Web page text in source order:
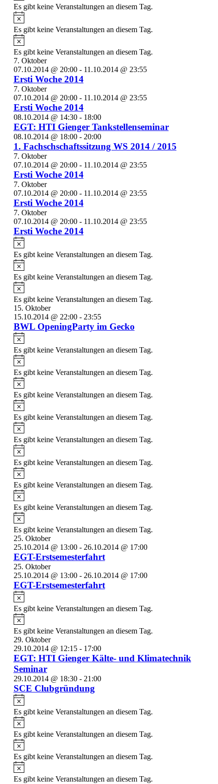
Es gibt keine Veranstaltungen an diesem Tag.
Hinweis
Es gibt keine Veranstaltungen an diesem Tag.
Hinweis
Es gibt keine Veranstaltungen an diesem Tag.
7. Oktober
07.10.2014 @ 20:00- 11.10.2014 @ 23:55
Ersti Woche 2014
7. Oktober
07.10.2014 @ 20:00- 11.10.2014 @ 23:55
Ersti Woche 2014
08.10.2014 @ 14:30- 18:00
EGT: HTI Gienger Tankstellenseminar
08.10.2014 @ 18:00- 20:00
1. Fachschschaftssitzung WS 2014 / 2015
7. Oktober
07.10.2014 @ 20:00- 11.10.2014 @ 23:55
Ersti Woche 2014
7. Oktober
07.10.2014 @ 20:00- 11.10.2014 @ 23:55
Ersti Woche 2014
7. Oktober
07.10.2014 @ 20:00- 11.10.2014 @ 23:55
Ersti Woche 2014
Hinweis
Es gibt keine Veranstaltungen an diesem Tag.
Hinweis
Es gibt keine Veranstaltungen an diesem Tag.
Hinweis
Es gibt keine Veranstaltungen an diesem Tag.
15. Oktober
15.10.2014 @ 22:00- 23:55
BWL OpeningParty im Gecko
Hinweis
Es gibt keine Veranstaltungen an diesem Tag.
Hinweis
Es gibt keine Veranstaltungen an diesem Tag.
Hinweis
Es gibt keine Veranstaltungen an diesem Tag.
Hinweis
Es gibt keine Veranstaltungen an diesem Tag.
Hinweis
Es gibt keine Veranstaltungen an diesem Tag.
Hinweis
Es gibt keine Veranstaltungen an diesem Tag.
Hinweis
Es gibt keine Veranstaltungen an diesem Tag.
Hinweis
Es gibt keine Veranstaltungen an diesem Tag.
Hinweis
Es gibt keine Veranstaltungen an diesem Tag.
25. Oktober
25.10.2014 @ 13:00- 26.10.2014 @ 17:00
EGT-Erstsemesterfahrt
25. Oktober
25.10.2014 @ 13:00- 26.10.2014 @ 17:00
EGT-Erstsemesterfahrt
Hinweis
Es gibt keine Veranstaltungen an diesem Tag.
Hinweis
Es gibt keine Veranstaltungen an diesem Tag.
29. Oktober
29.10.2014 @ 12:15- 17:00
EGT: HTI Gienger Kälte- und Klimatechnik
Seminar
29.10.2014 @ 18:30- 21:00
SCE Clubgründung
Hinweis
Es gibt keine Veranstaltungen an diesem Tag.
Hinweis
Es gibt keine Veranstaltungen an diesem Tag.
Hinweis
Es gibt keine Veranstaltungen an diesem Tag.
Hinweis
Es gibt keine Veranstaltungen an diesem Tag.